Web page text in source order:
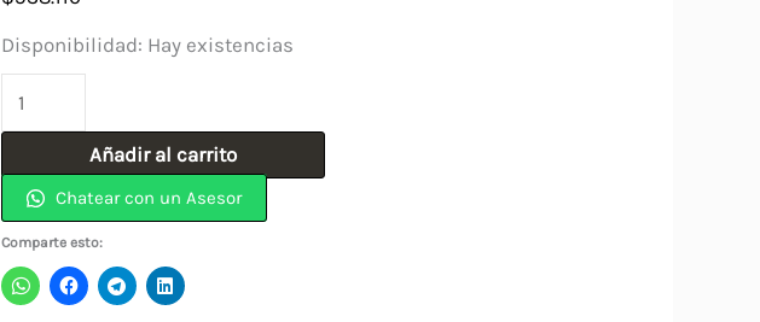
Disponibilidad: Hay existencias
Cerradura
Puerta
Antipánico
Sencilla
De
Barra
Añadir al carrito
Chatear con un Asesor
Comparte esto: